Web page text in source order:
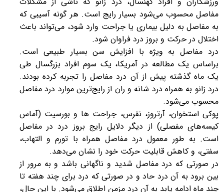
مفاصل محسوب می‌شود بسیار رایج است. هر گونه آسیبی که
به مفاصل به دلیل بیماری یا جراحت وارد شود، می‌تواند باعث
اختلال در حرکت و بروز درد فراوان شود.
درد مفاصل به ویژه با افزایش سن بسیار طبیعی است.
براساس یک مطالعه در آمریکا، یک سوم افراد بزرگسال طی
یک ماه گذشته پیش از آن درد مفاصل را تجربه کرده بودند.
درد زانو به همراه درد شانه و ران از رایج‌ترین موارد درد مفاصل
محسوب می‌شود.
پوکی استخوان، آرتروز، نقرس، جراحت ها و بورسیت (آماس
کیسه‌های مفصلی) از دیگر دلایل رایج بروز درد در مفاصل
است. به طور معمول درد مفاصل همراه با تورم و التهاب،
سفتی، و کاهش قابلیت حرکت خود را نشان می‌دهد.
در صورتی که درد مفاصل شدید و ناگهانی باشد و به مرور از
بین برود به آن درد حاد و در صورتی که درد برای چند هفته تا
چند ماه ادامه یابد به آن درد مزمن اطلاق می‌شود. با این حال،